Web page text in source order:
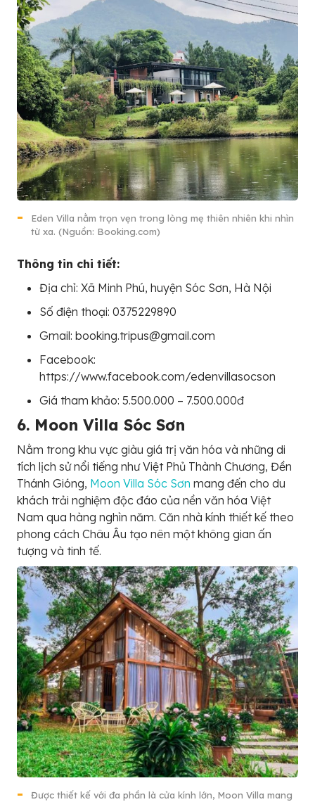
Eden Villa nằm trọn vẹn trong lòng mẹ thiên nhiên khi nhìn
từ xa. (Nguồn: Booking.com)
Thông tin chi tiết:
Địa chỉ: Xã Minh Phú, huyện Sóc Sơn, Hà Nội
Số điện thoại: 0375229890
Gmail: booking.tripus@gmail.com
Facebook:
https://www.facebook.com/edenvillasocson
Giá tham khảo: 5.500.000 – 7.500.000đ
6. Moon Villa Sóc Sơn
Nằm trong khu vực giàu giá trị văn hóa và những di
tích lịch sử nổi tiếng như Việt Phủ Thành Chương, Đền
Thánh Gióng, Moon Villa Sóc Sơn mang đến cho du
khách trải nghiệm độc đáo của nền văn hóa Việt
Nam qua hàng nghìn năm. Căn nhà kính thiết kế theo
phong cách Châu Âu tạo nên một không gian ấn
tượng và tinh tế.
Được thiết kế với đa phần là cửa kính lớn, Moon Villa mang